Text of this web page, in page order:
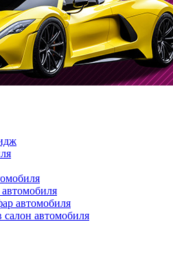
автомобиля
автомобиля